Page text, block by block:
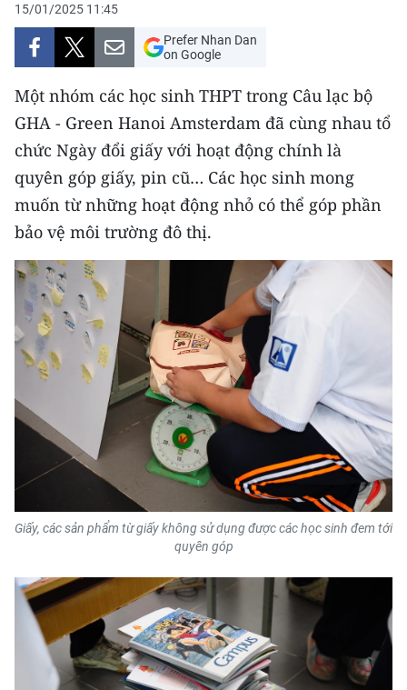
TRI THỨC CHUYÊN SÂU
54 DÂN TỘC VIỆT NAM
CHƯƠNG TRÌNH OCOP - MỖI XÃ
MỘT SẢN PHẨM
RADIO
MEDIA CENTER
E-Magazine
Video
Media Chính trị
Media Kinh tế
Media Văn hóa
Media Xã hội
Media Du lịch
Media Thế giới
Media Thể thao
15/01/2025 11:45
Prefer Nhan Dan
on Google
Một nhóm các học sinh THPT trong Câu lạc bộ
GHA - Green Hanoi Amsterdam đã cùng nhau tổ
chức Ngày đổi giấy với hoạt động chính là
quyên góp giấy, pin cũ… Các học sinh mong
muốn từ những hoạt động nhỏ có thể góp phần
bảo vệ môi trường đô thị.
Giấy, các sản phẩm từ giấy không sử dụng được các học sinh đem tới
quyên góp